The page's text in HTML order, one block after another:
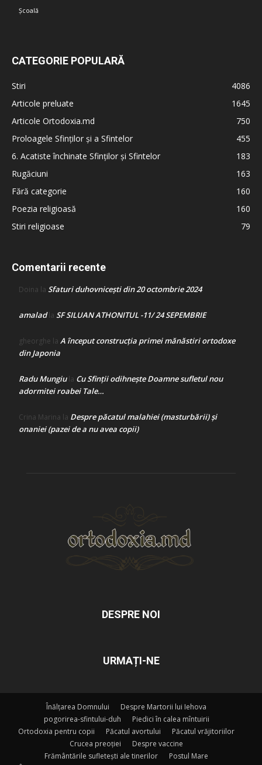
Școală
CATEGORIE POPULARĂ
Stiri
4086
Articole preluate
1645
Articole Ortodoxia.md
750
Proloagele Sfinților și a Sfintelor
455
6. Acatiste închinate Sfinților și Sfintelor
183
Rugăciuni
163
Fără categorie
160
Poezia religioasă
160
Stiri religioase
79
Comentarii recente
Doina la Sfaturi duhovnicești din 20 octombrie 2024
amaladla SF SILUAN ATHONITUL -11/ 24 SEPEMBRIE
gheorghe la A început construcţia primei mănăstiri ortodoxe
din Japonia
Radu Mungiula Cu Sfinții odihnește Doamne sufletul nou
adormitei roabei Tale…
Crina Marina la Despre păcatul malahiei (masturbării) şi
onaniei (pazei de a nu avea copii)
DESPRE NOI
URMAȚI-NE
Înălțarea Domnului
Despre Martorii lui Iehova
pogorirea-sfintului-duh
Piedici în calea mîntuirii
Ortodoxia pentru copii
Păcatul avortului
Păcatul vrăjitoriilor
Crucea preoției
Despre vaccine
Frământările sufletești ale tinerilor
Postul Mare